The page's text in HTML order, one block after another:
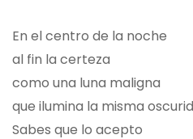
En el centro de la noche
al fin la certeza
como una luna maligna
que ilumina la misma
Sabes que lo acepto